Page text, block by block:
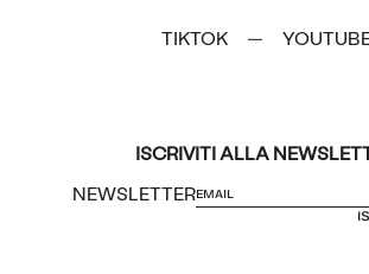
TIKTOK —
ISCRIVITI ALLA
NEWSLETTER